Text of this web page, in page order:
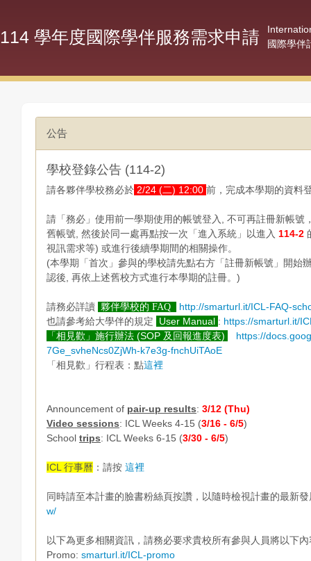
114 學年度國際學伴服務需求申請
國際學伴
公告
學校登錄公告 (114-2)
請各夥伴學校務必於 2/24 (二) 12:00 前，完成本學期的資料
請「務必」使用前一學期使用的帳號登入, 不可再註冊新帳號
舊帳號, 然後於同一處再點按一次「進入系統」以進入 114-2
視訊需求等) 或進行後續學期間的相關操作。
(本學期「首次」參與的學校請先點右方「註冊新帳號」開始
認後, 再依上述舊校方式進行本學期的註冊。)
請務必詳讀 夥伴學校的 FAQ
http://smarturl.it/ICL-FAQ-
也請參考給大學伴的規定
User Manual : https://smarturl.it/
「相見歡」施行辦法 (SOP 及回報進度表)
https://
7Ge_svheNcs0ZjWh-k7e3g-fnchUiTAoE
「相見歡」行程表：點這裡
Announcement of pair-up results: 3/12 (Thu)
Video sessions: ICL Weeks 4-15 (3/16 - 6/5)
School trips: ICL Weeks 6-15 (3/30 - 6/5)
ICL 行事曆 ：請按 這裡
同時請至本計畫的臉書粉絲頁按讚，以隨時檢視計畫的最新
w/
以下為更多相關資訊，請務必要求貴校所有參與人員將以下
Promo: smarturl.it/ICL-promo